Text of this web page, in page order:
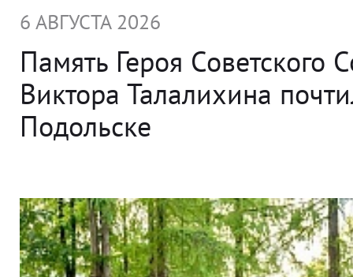
6 АВГУСТА 2026
Память Героя Советского
Виктора Талалихина
Подольске